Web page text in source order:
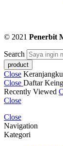
© 2021 Penerbit
Search
Close Keranjangku
Close Daftar
Recently Viewed
Close
Close
Navigation
Kategori